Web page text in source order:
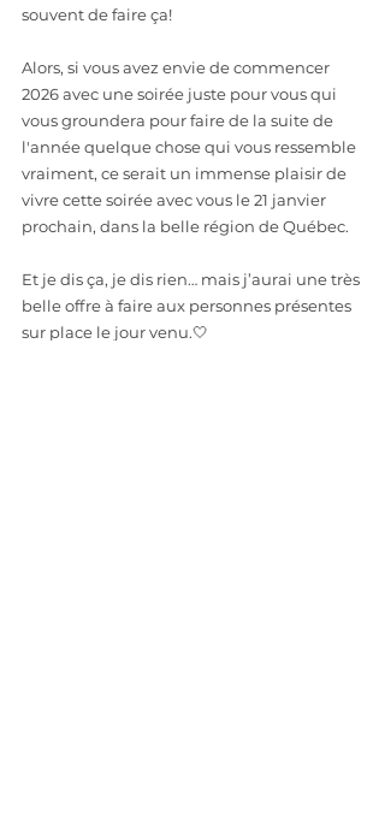
souvent de faire ça!
Alors, si vous avez envie de commencer
2026 avec une soirée juste pour vous qui
vous groundera pour faire de la suite de
l'année quelque chose qui vous ressemble
vraiment, ce serait un immense plaisir de
vivre cette soirée avec vous le 21 janvier
prochain, dans la belle région de Québec.
Et je dis ça, je dis rien… mais j’aurai une très
belle offre à faire aux personnes présentes
sur place le jour venu.🤍